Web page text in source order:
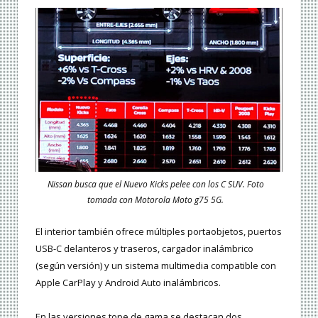
Nissan busca que el Nuevo Kicks pelee con los C SUV. Foto
tomada con Motorola Moto g75 5G.
El interior también ofrece múltiples portaobjetos, puertos
USB-C delanteros y traseros, cargador inalámbrico
(según versión) y un sistema multimedia compatible con
Apple CarPlay y Android Auto inalámbricos.